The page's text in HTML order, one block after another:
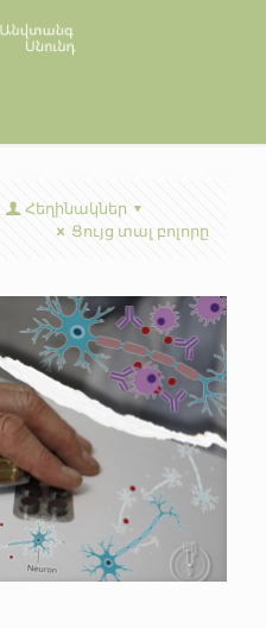
Հեղինակներ
Ցույց տալ բոլորը